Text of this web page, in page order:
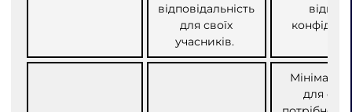
відповідальність
для своїх
учасників.
для